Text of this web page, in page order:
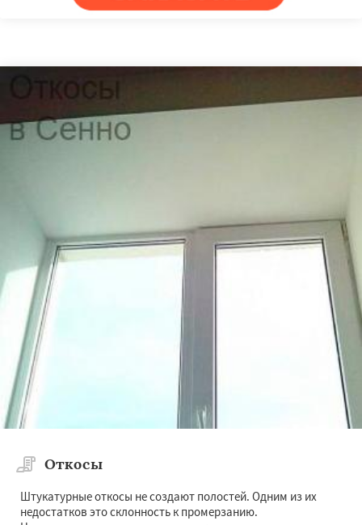
Откосы
Штукатурные откосы не создают полостей. Одним из их
недостатков это склонность к промерзанию.